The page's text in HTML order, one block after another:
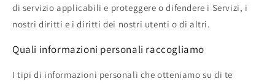
di servizio applicabili e proteggere o difendere i Servizi, i
nostri diritti e i diritti dei nostri utenti o di altri.
Quali informazioni personali raccogliamo
I tipi di informazioni personali che otteniamo su di te